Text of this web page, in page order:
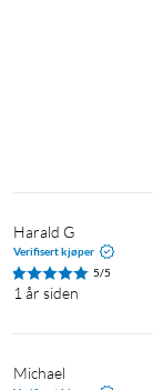
Harald G
Verifisert kjøper
5/5
1 år siden
Michael